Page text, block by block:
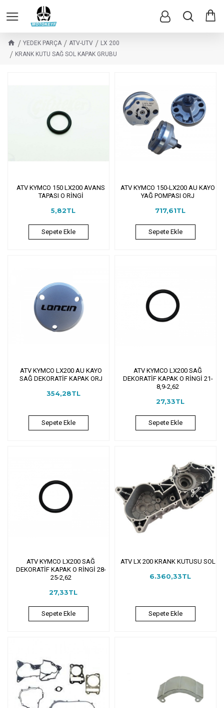
YEDEK PARÇA ATV-UTV
LX 200
KRANK KUTU SAĞ SOL KAPAK GRUBU
ATV KYMCO 150 LX200 AVANS
TAPASI O RİNGİ
5,82TL
Sepete Ekle
ATV KYMCO 150-LX200 AU KAYO
YAĞ POMPASI ORJ
717,61TL
Sepete Ekle
ATV KYMCO LX200 AU KAYO
SAĞ DEKORATİF KAPAK ORJ
354,28TL
Sepete Ekle
ATV KYMCO LX200 SAĞ
DEKORATİF KAPAK O RİNGİ 21-
8,9-2,62
27,33TL
Sepete Ekle
ATV KYMCO LX200 SAĞ
DEKORATİF KAPAK O RİNGİ 28-
25-2,62
27,33TL
Sepete Ekle
ATV LX 200 KRANK KUTUSU SOL
6.360,33TL
Sepete Ekle